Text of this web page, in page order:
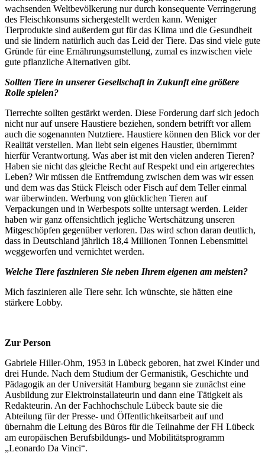
wachsenden Weltbevölkerung nur durch konsequente Verringerung
des Fleischkonsums sichergestellt werden kann. Weniger
Tierprodukte sind außerdem gut für das Klima und die Gesundheit
und sie lindern natürlich auch das Leid der Tiere. Das sind viele gute
Gründe für eine Ernährungsumstellung, zumal es inzwischen viele
gute pflanzliche Alternativen gibt.
Sollten Tiere in unserer Gesellschaft in Zukunft eine größere
Rolle spielen?
Tierrechte sollten gestärkt werden. Diese Forderung darf sich jedoch
nicht nur auf unsere Haustiere beziehen, sondern betrifft vor allem
auch die sogenannten Nutztiere. Haustiere können den Blick vor der
Realität verstellen. Man liebt sein eigenes Haustier, übernimmt
hierfür Verantwortung. Was aber ist mit den vielen anderen Tieren?
Haben sie nicht das gleiche Recht auf Respekt und ein artgerechtes
Leben? Wir müssen die Entfremdung zwischen dem was wir essen
und dem was das Stück Fleisch oder Fisch auf dem Teller einmal
war überwinden. Werbung von glücklichen Tieren auf
Verpackungen und in Werbespots sollte untersagt werden. Leider
haben wir ganz offensichtlich jegliche Wertschätzung unseren
Mitgeschöpfen gegenüber verloren. Das wird schon daran deutlich,
dass in Deutschland jährlich 18,4 Millionen Tonnen Lebensmittel
weggeworfen und vernichtet werden.
Welche Tiere faszinieren Sie neben Ihrem eigenen am meisten?
Mich faszinieren alle Tiere sehr. Ich wünschte, sie hätten eine
stärkere Lobby.
Zur Person
Gabriele Hiller-Ohm, 1953 in Lübeck geboren, hat zwei Kinder und
drei Hunde. Nach dem Studium der Germanistik, Geschichte und
Pädagogik an der Universität Hamburg begann sie zunächst eine
Ausbildung zur Elektroinstallateurin und dann eine Tätigkeit als
Redakteurin. An der Fachhochschule Lübeck baute sie die
Abteilung für der Presse- und Öffentlichkeitsarbeit auf und
übernahm die Leitung des Büros für die Teilnahme der FH Lübeck
am europäischen Berufsbildungs- und Mobilitätsprogramm
„Leonardo Da Vinci“.